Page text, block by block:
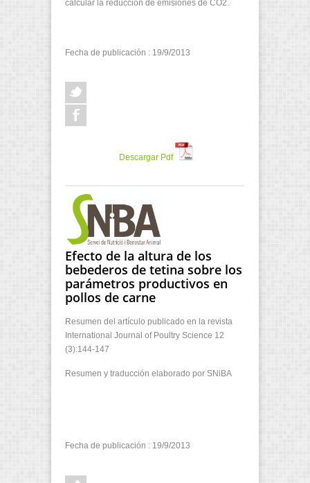
calcular la reducción de emisiones de CO2.
Fecha de publicación : 19/9/2013
Descargar Pdf
Efecto de la altura de los
bebederos de tetina sobre los
parámetros productivos en
pollos de carne
Resumen del artículo publicado en la revista
International Journal of Poultry Science 12
(3):144-147
Resumen y traducción elaborado por SNiBA
Fecha de publicación : 19/9/2013